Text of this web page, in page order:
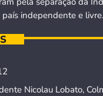
independente e livre.
Nicolau Lobato,